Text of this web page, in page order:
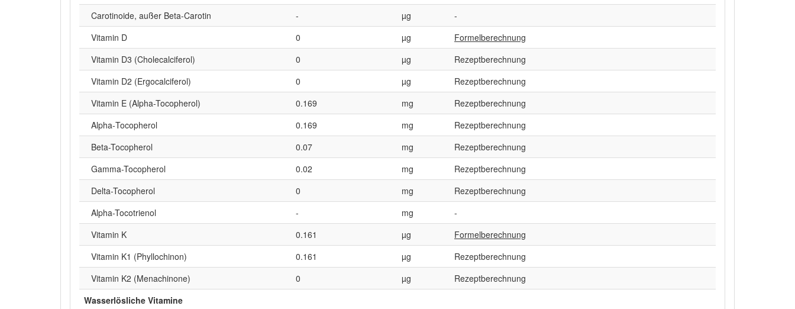
Carotinoide, außer Beta-Carotin
- µg
-
Vitamin D
0 µg
Formelberechnung
Vitamin D3 (Cholecalciferol)
0 µg
Rezeptberechnung
Vitamin D2 (Ergocalciferol)
0 µg
Rezeptberechnung
Vitamin E (Alpha-Tocopherol)
0.169 mg
Rezeptberechnung
Alpha‑Tocopherol
0.169 mg
Rezeptberechnung
Beta-Tocopherol
0.07 mg
Rezeptberechnung
Gamma-Tocopherol
0.02 mg
Rezeptberechnung
Delta-Tocopherol
0 mg
Rezeptberechnung
Alpha-Tocotrienol
- mg
-
Vitamin K
0.161 µg
Formelberechnung
Vitamin K1 (Phyllochinon)
0.161 µg
Rezeptberechnung
Vitamin K2 (Menachinone)
0 µg
Rezeptberechnung
Wasserlösliche Vitamine